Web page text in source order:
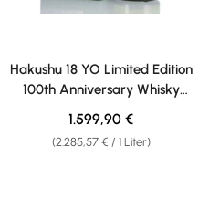
Hakushu 18 YO Limited Edition
100th Anniversary Whisky
48% vol. 0,70l
(2.285,57 € / 1 Liter)
Regulärer Preis:
1.599,90 €